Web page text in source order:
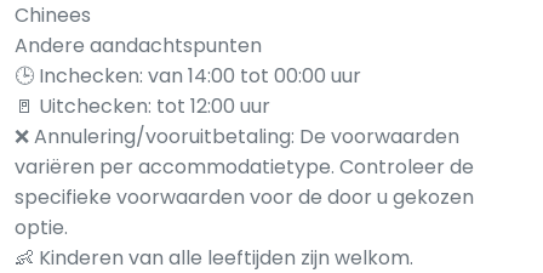
Chinees
Andere aandachtspunten
🕒 Inchecken: van 14:00 tot 00:00 uur
🚪 Uitchecken: tot 12:00 uur
❌ Annulering/vooruitbetaling: De voorwaarden
variëren per accommodatietype. Controleer de
specifieke voorwaarden voor de door u gekozen
optie.
👶 Kinderen van alle leeftijden zijn welkom.